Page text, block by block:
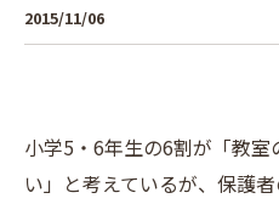
2015/11/06
小学5・6年生の6割が「教
い」と考えているが、保護